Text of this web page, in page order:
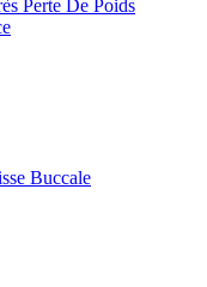
Perte De Poids
Buccale